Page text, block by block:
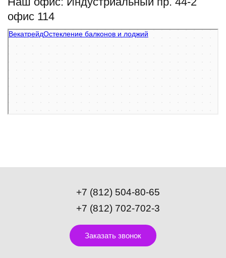
офис 114
Векатрейд
+7 (812) 504-80-65
+7 (812) 702-702-3
Заказать звонок